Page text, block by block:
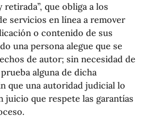
que obliga a los
servicios en línea a remover
o contenido de sus
una persona alegue que se
de autor; sin necesidad de
alguna de dicha
que una autoridad judicial lo
juicio que respete las garantías